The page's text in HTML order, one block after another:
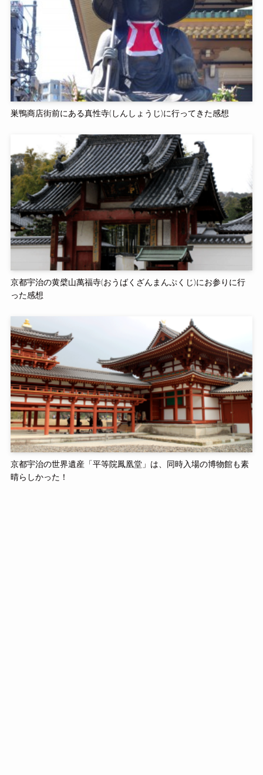
巣鴨商店街前にある真性寺(しんしょうじ)に行ってきた感想
京都宇治の黄檗山萬福寺(おうばくざんまんぷくじ)にお参りに行
った感想
京都宇治の世界遺産「平等院鳳凰堂」は、同時入場の博物館も素
晴らしかった！